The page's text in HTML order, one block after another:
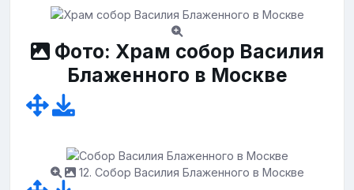
Фото: Храм собор Василия
Блаженного в Москве
12. Собор Василия Блаженного в Москве